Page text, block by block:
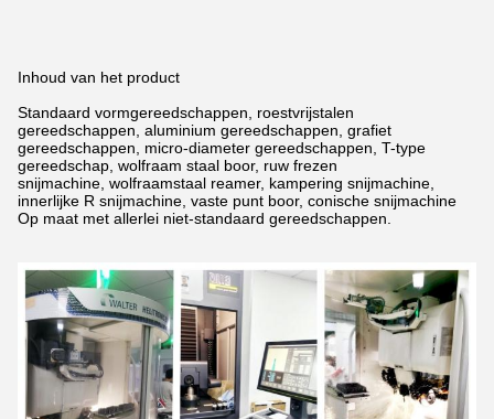
Inhoud van het product
Standaard vormgereedschappen, roestvrijstalen
gereedschappen, aluminium gereedschappen, grafiet
gereedschappen, micro-diameter gereedschappen, T-type
gereedschap, wolfraam staal boor, ruw frezen
snijmachine, wolfraamstaal reamer, kampering snijmachine,
innerlijke R snijmachine, vaste punt boor, conische snijmachine
Op maat met allerlei niet-standaard gereedschappen.